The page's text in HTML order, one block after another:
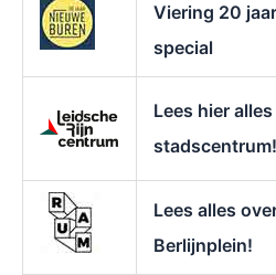
Viering 20
special
Lees hier
stadscentrum!
Lees alles
Berlijnplein!